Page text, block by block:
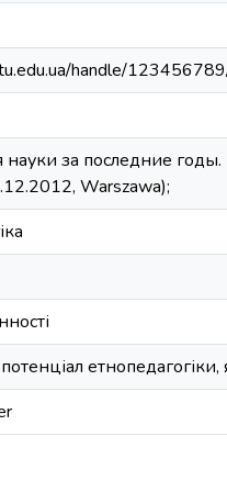
handle/
за последние годы.
Warszawa);